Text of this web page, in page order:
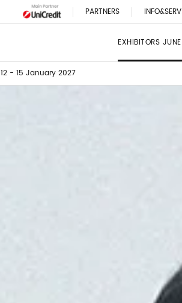
PARTNERS
EXHIBITORS
12 - 15 January 2027